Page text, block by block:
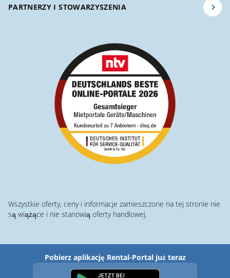
PARTNERZY I STOWARZYSZENIA
Wszystkie oferty, ceny i informacje zamieszczone na tej stronie nie
są wiążące i nie stanowią oferty handlowej.
Pobierz aplikację Rental-Portal już teraz